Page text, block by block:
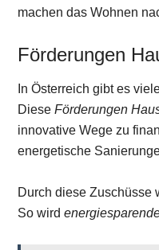
machen das Wohnen
Förderungen
In Österreich gibt es
DieseFörderungen
innovative Wege zu
energetische
Durch diese Zuschüsse
So wird